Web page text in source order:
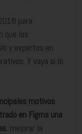
para
que los
y expertos en
Y vaya si lo
motivos
en Figma una
, mejorar la